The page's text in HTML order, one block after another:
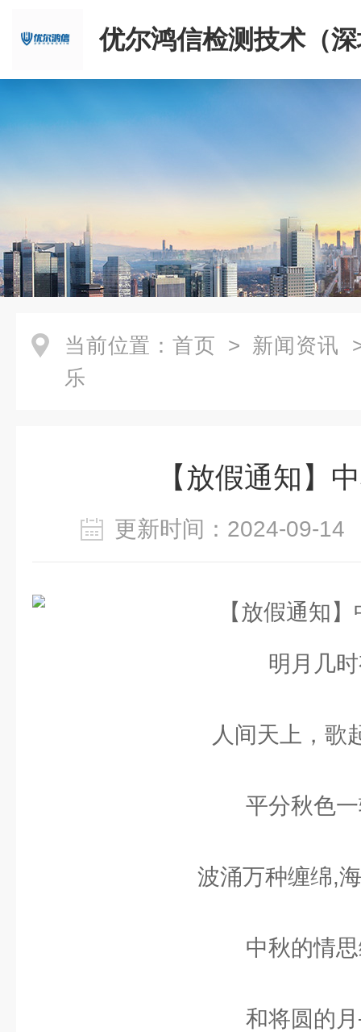
优尔鸿信检测技术（
限公司
当前位置： 首页 > 新闻资讯
乐
【放假通知】
更新时间：2024-09-
明月几
人间天上，歌
平分秋色
波涌万种缠绵,
中秋的情
和将圆的